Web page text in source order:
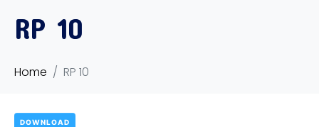
RP 10
Home RP 10
DOWNLOAD